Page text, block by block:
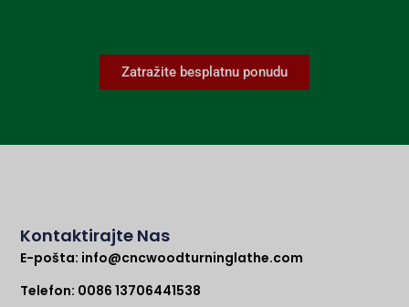
Zatražite besplatnu ponudu
Kontaktirajte Nas
E-pošta: info@cncwoodturninglathe.com
Telefon: 0086 13706441538